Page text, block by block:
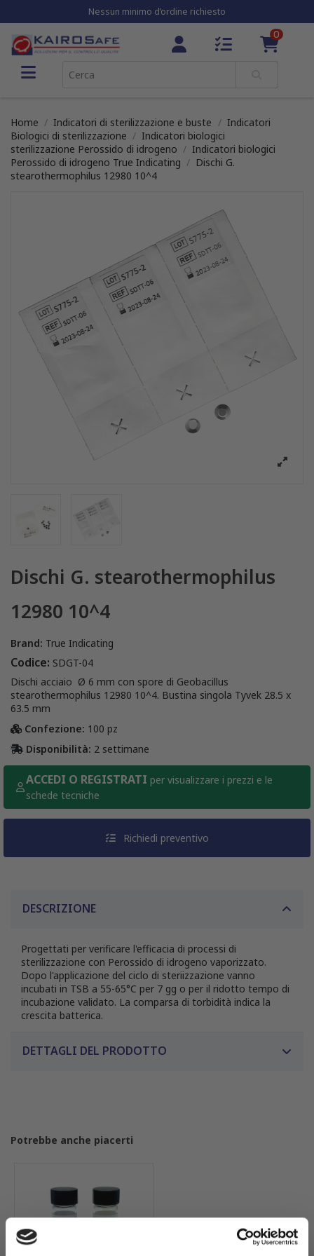
Nessun minimo d’ordine richiesto
0
Home Indicatori di sterilizzazione e buste
Indicatori
Biologici di sterilizzazione
Indicatori biologici
sterilizzazione Perossido di idrogeno
Indicatori biologici
Perossido di idrogeno True Indicating
Dischi G.
stearothermophilus 12980 10^4
Dischi G. stearothermophilus
12980 10^4
Brand: True Indicating
Codice: SDGT-04
Dischi acciaio Ø 6 mm con spore di Geobacillus
stearothermophilus 12980 10^4. Bustina singola Tyvek 28.5 x
63.5 mm
Confezione: 100 pz
Disponibilità: 2 settimane
ACCEDI O REGISTRATI per visualizzare i prezzi e le
schede tecniche
Richiedi preventivo
DESCRIZIONE
Progettati per verificare l'efficacia di processi di
sterilizzazione con Perossido di idrogeno vaporizzato.
Dopo l'applicazione del ciclo di steriizzazione vanno
incubati in TSB a 55-65°C per 7 gg o per il ridotto tempo di
incubazione validato. La comparsa di torbidità indica la
crescita batterica.
DETTAGLI DEL PRODOTTO
Potrebbe anche piacerti